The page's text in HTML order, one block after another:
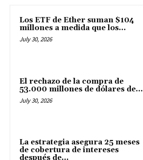
Los ETF de Ether suman $104
millones a medida que los...
July 30, 2026
El rechazo de la compra de
53.000 millones de dólares de...
July 30, 2026
La estrategia asegura 25 meses
de cobertura de intereses
después de...